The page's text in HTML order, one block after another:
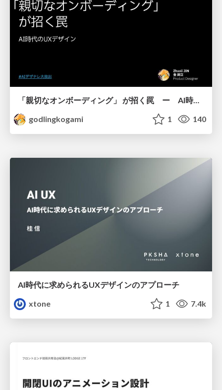
「親切なオンボーディング」 が招く罠 ー AI時代のUXデザイン
godlingkogami
1 140
AI時代に求められるUXデザインのアプローチ
xtone
1 7.4k